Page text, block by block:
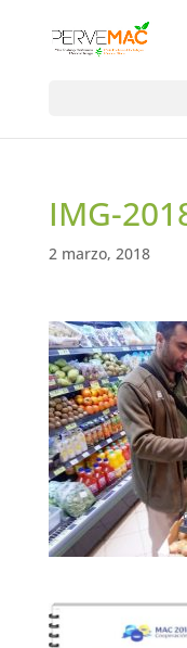
IMG-
2 marzo, 2018